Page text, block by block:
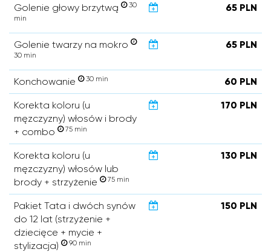
Golenie głowy brzytwą
30
min
65 PLN
Golenie twarzy na mokro
30 min
65 PLN
Konchowanie 30 min 60 PLN
Korekta koloru (u
męzczyzny) włosów i brody
+ combo
75 min
170 PLN
Korekta koloru (u
męzczyzny) włosów lub
brody + strzyżenie
75 min
130 PLN
Pakiet Tata i dwóch synów
do 12 lat (strzyżenie +
dziecięce + mycie +
stylizacja)
90 min
150 PLN